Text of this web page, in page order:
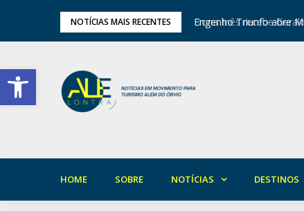
Barra de Ferramentas Aberta
NOTÍCIAS MAIS RECENTES
de Inverno das Serras Engenho Triunfo abre
HOME SOBRE NOTÍCIAS DESTINOS